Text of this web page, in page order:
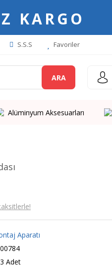
KARGO
S.S.S Favoriler
ARA
Alüminyum Aksesuarları
Aparatı
Adet